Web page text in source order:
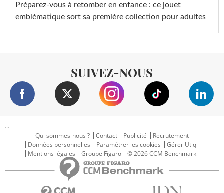
Préparez-vous à retomber en enfance : ce jouet
emblématique sort sa première collection pour adultes
SUIVEZ-NOUS
...
Qui sommes-nous ?
Contact Publicité
Recrutement
Données personnelles
Paramétrer les cookies
Gérer Utiq
Mentions légales
Groupe Figaro © 2026 CCM Benchmark